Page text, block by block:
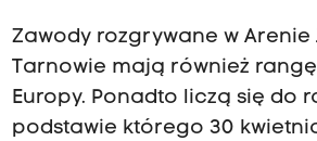
Zawody rozgrywane w Arenie
Tarnowie mają również
Europy. Ponadto liczą się do
podstawie którego 30